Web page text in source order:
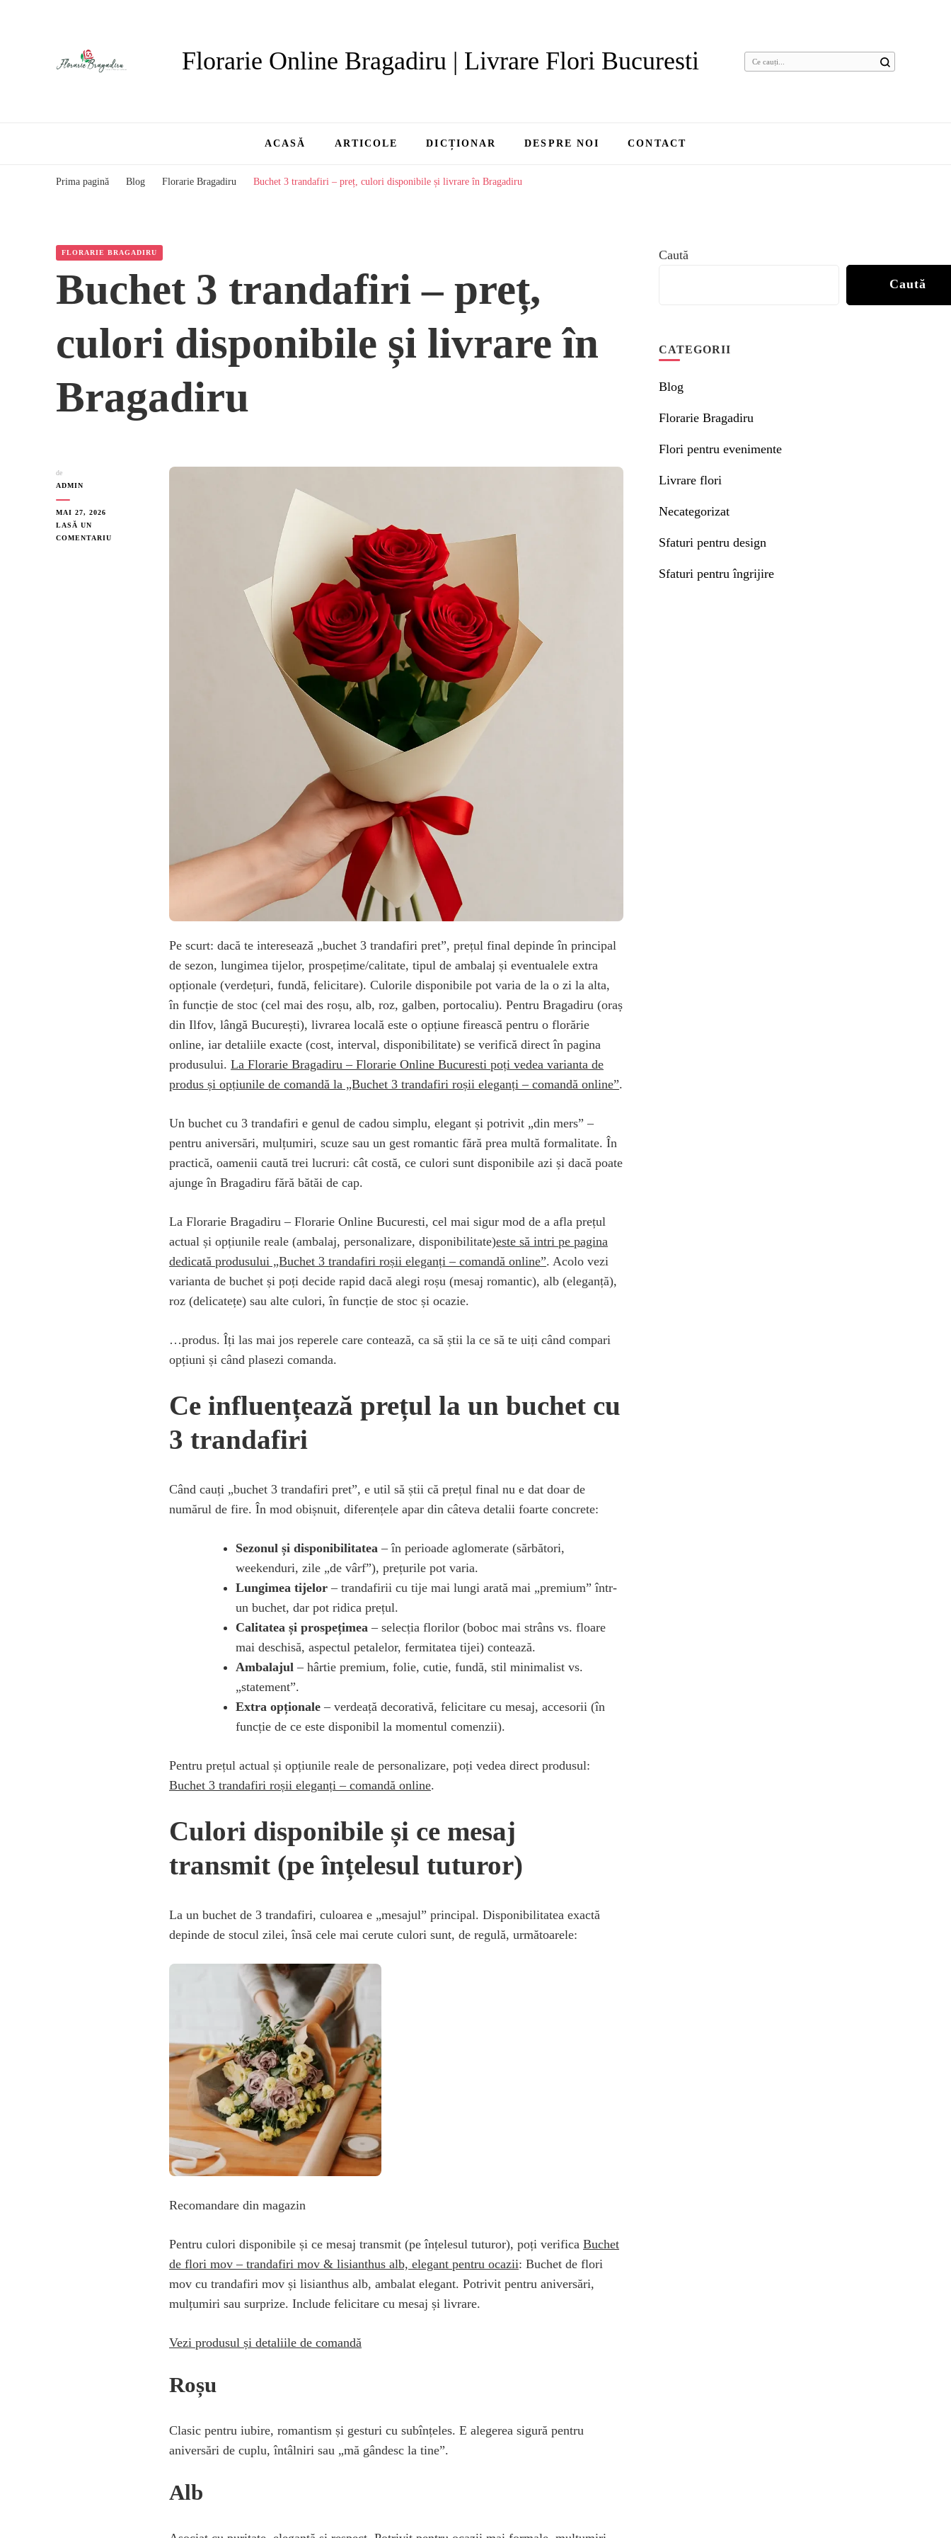
Florarie Online Bragadiru | Livrare Flori Bucuresti
Cauți
ACASĂ ARTICOLE DICȚIONAR DESPRE NOI CONTACT
Prima pagină Blog Florarie Bragadiru Buchet 3 trandafiri – preț, culori disponibile și livrare în Bragadiru
FLORARIE BRAGADIRU
Buchet 3 trandafiri – preț,
culori disponibile și livrare în
Bragadiru
de
ADMIN
MAI 27, 2026
LASĂ UN
COMENTARIU
Pe scurt: dacă te interesează „buchet 3 trandafiri pret”, prețul final depinde în principal
de sezon, lungimea tijelor, prospețime/calitate, tipul de ambalaj și eventualele extra
opționale (verdețuri, fundă, felicitare). Culorile disponibile pot varia de la o zi la alta,
în funcție de stoc (cel mai des roșu, alb, roz, galben, portocaliu). Pentru Bragadiru (oraș
din Ilfov, lângă București), livrarea locală este o opțiune firească pentru o florărie
online, iar detaliile exacte (cost, interval, disponibilitate) se verifică direct în pagina
produsului. La Florarie Bragadiru – Florarie Online Bucuresti poți vedea varianta de
produs și opțiunile de comandă la „Buchet 3 trandafiri roșii eleganți – comandă online”.
Un buchet cu 3 trandafiri e genul de cadou simplu, elegant și potrivit „din mers” –
pentru aniversări, mulțumiri, scuze sau un gest romantic fără prea multă formalitate. În
practică, oamenii caută trei lucruri: cât costă, ce culori sunt disponibile azi și dacă poate
ajunge în Bragadiru fără bătăi de cap.
La Florarie Bragadiru – Florarie Online Bucuresti, cel mai sigur mod de a afla prețul
actual și opțiunile reale (ambalaj, personalizare, disponibilitate)este să intri pe pagina
dedicată produsului „Buchet 3 trandafiri roșii eleganți – comandă online”. Acolo vezi
varianta de buchet și poți decide rapid dacă alegi roșu (mesaj romantic), alb (eleganță),
roz (delicatețe) sau alte culori, în funcție de stoc și ocazie.
…produs. Îți las mai jos reperele care contează, ca să știi la ce să te uiți când compari
opțiuni și când plasezi comanda.
Ce influențează prețul la un buchet cu
3 trandafiri
Când cauți „buchet 3 trandafiri pret”, e util să știi că prețul final nu e dat doar de
numărul de fire. În mod obișnuit, diferențele apar din câteva detalii foarte concrete:
Sezonul și disponibilitatea – în perioade aglomerate (sărbători,
weekenduri, zile „de vârf”), prețurile pot varia.
Lungimea tijelor – trandafirii cu tije mai lungi arată mai „premium” într-
un buchet, dar pot ridica prețul.
Calitatea și prospețimea – selecția florilor (boboc mai strâns vs. floare
mai deschisă, aspectul petalelor, fermitatea tijei) contează.
Ambalajul – hârtie premium, folie, cutie, fundă, stil minimalist vs.
„statement”.
Extra opționale – verdeață decorativă, felicitare cu mesaj, accesorii (în
funcție de ce este disponibil la momentul comenzii).
Pentru prețul actual și opțiunile reale de personalizare, poți vedea direct produsul:
Buchet 3 trandafiri roșii eleganți – comandă online.
Culori disponibile și ce mesaj
transmit (pe înțelesul tuturor)
La un buchet de 3 trandafiri, culoarea e „mesajul” principal. Disponibilitatea exactă
depinde de stocul zilei, însă cele mai cerute culori sunt, de regulă, următoarele:
Recomandare din magazin
Pentru culori disponibile și ce mesaj transmit (pe înțelesul tuturor), poți verifica Buchet
de flori mov – trandafiri mov & lisianthus alb, elegant pentru ocazii: Buchet de flori
mov cu trandafiri mov și lisianthus alb, ambalat elegant. Potrivit pentru aniversări,
mulțumiri sau surprize. Include felicitare cu mesaj și livrare.
Vezi produsul și detaliile de comandă
Roșu
Clasic pentru iubire, romantism și gesturi cu subînțeles. E alegerea sigură pentru
aniversări de cuplu, întâlniri sau „mă gândesc la tine”.
Alb
Caută
Caută
CATEGORII
Blog
Florarie Bragadiru
Flori pentru evenimente
Livrare flori
Necategorizat
Sfaturi pentru design
Sfaturi pentru îngrijire